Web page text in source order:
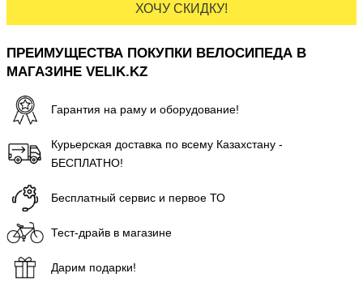
ХОЧУ СКИДКУ!
ПРЕИМУЩЕСТВА ПОКУПКИ ВЕЛОСИПЕДА В
МАГАЗИНЕ VELIK.KZ
Гарантия на раму и оборудование!
Курьерская доставка по всему Казахстану -
БЕСПЛАТНО!
Бесплатный сервис и первое ТО
Тест-драйв в магазине
Дарим подарки!